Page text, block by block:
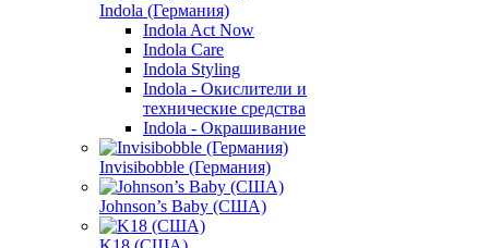
Indola (Германия)
Indola Act Now
Indola Care
Indola Styling
Indola - Окислители и
технические средства
Indola - Окрашивание
Invisibobble (Германия)
Johnson’s Baby (США)